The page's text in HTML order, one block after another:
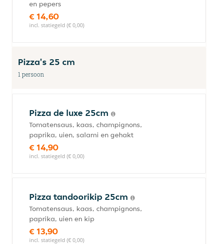
en pepers
€ 14,60
incl. statiegeld (€ 0,00)
Pizza's 25 cm
1 persoon
Pizza de luxe 25cm
Tomatensaus, kaas, champignons,
paprika, uien, salami en gehakt
€ 14,90
incl. statiegeld (€ 0,00)
Pizza tandoorikip 25cm
Tomatensaus, kaas, champignons,
paprika, uien en kip
€ 13,90
incl. statiegeld (€ 0,00)